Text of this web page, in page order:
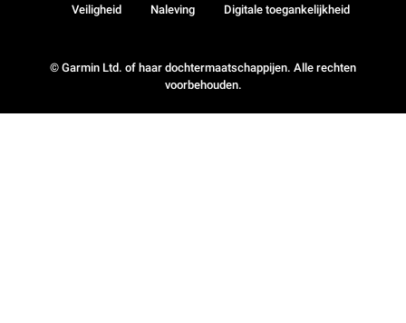
© Garmin Ltd. of haar dochtermaatschappijen. Alle rechten
voorbehouden.
Veiligheid Naleving Digitale toegankelijkheid